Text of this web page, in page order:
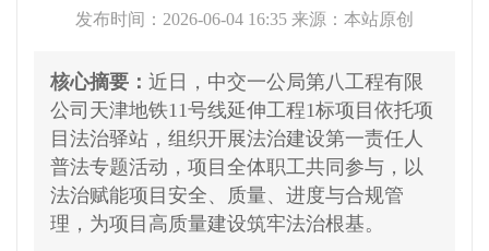
发布时间：2026-06-04 16:35 来源：本站原创
核心摘要： 近日，中交一公局第八工程有限
公司天津地铁11号线延伸工程1标项目依托项
目法治驿站，组织开展法治建设第一责任人
普法专题活动，项目全体职工共同参与，以
法治赋能项目安全、质量、进度与合规管
理，为项目高质量建设筑牢法治根基。